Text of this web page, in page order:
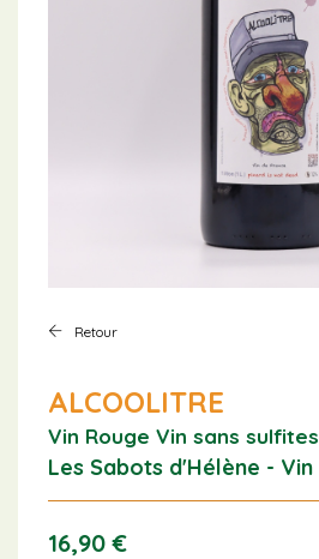
Retour
ALCOOLITRE
Vin Rouge Vin sans
Les Sabots d'Hélène -
16,90€